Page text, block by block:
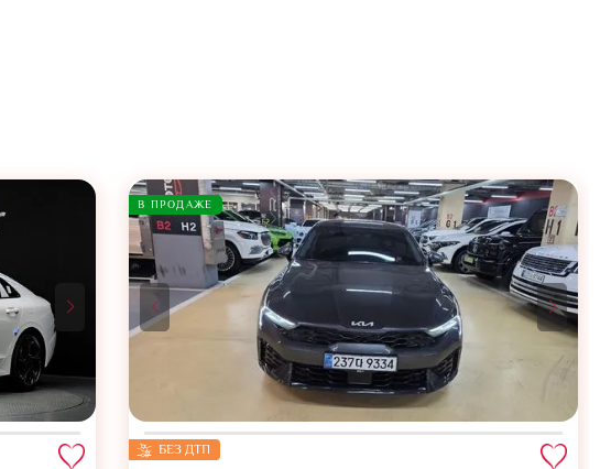
В ПРОДАЖЕ
БЕЗ ДТП